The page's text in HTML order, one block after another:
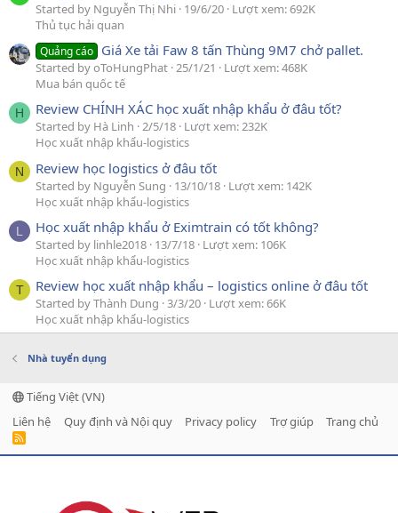
Started by Nguyễn Thị Nhi 19/6/20 Lượt xem: 692K
Thủ tục hải quan
Quảng cáo Giá Xe tải Faw 8 tấn Thùng 9M7 chở pallet.
Started by oToHungPhat 25/1/21
Lượt xem: 468K
Mua bán quốc tế
H Review CHÍNH XÁC học xuất nhập khẩu ở đâu tốt?
Started by Hà Linh 2/5/18 Lượt xem: 232K
Học xuất nhập khẩu-logistics
N Review học logistics ở đâu tốt
Started by Nguyễn Sung 13/10/18 Lượt xem: 142K
Học xuất nhập khẩu-logistics
L Học xuất nhập khẩu ở Eximtrain có tốt không?
Started by linhle2018 13/7/18 Lượt xem: 106K
Học xuất nhập khẩu-logistics
T Review học xuất nhập khẩu – logistics online ở đâu tốt
Started by Thành Dung 3/3/20 Lượt xem: 66K
Học xuất nhập khẩu-logistics
Nhà tuyển dụng
Tiếng Việt (VN)
Liên hệ
Quy định và Nội quy Privacy policy Trợ giúp Trang chủ
R